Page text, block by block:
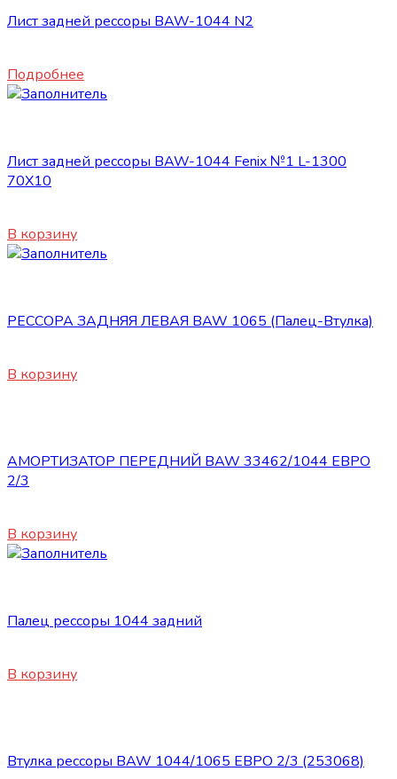
Лист задней рессоры BAW-1044 N2
Подробнее
Лист задней рессоры BAW-1044 Fenix №1 L-1300
70X10
В корзину
РЕССОРА ЗАДНЯЯ ЛЕВАЯ BAW 1065 (Палец-Втулка)
В корзину
АМОРТИЗАТОР ПЕРЕДНИЙ BAW 33462/1044 ЕВРО
2/3
В корзину
Палец рессоры 1044 задний
В корзину
Втулка рессоры BAW 1044/1065 ЕВРО 2/3 (253068)